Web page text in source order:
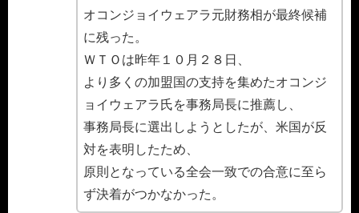
オコンジョイウェアラ元財務相が最終候補
に残った。
ＷＴＯは昨年１０月２８日、
より多くの加盟国の支持を集めたオコンジ
ョイウェアラ氏を事務局長に推薦し、
事務局長に選出しようとしたが、米国が反
対を表明したため、
原則となっている全会一致での合意に至ら
ず決着がつかなかった。